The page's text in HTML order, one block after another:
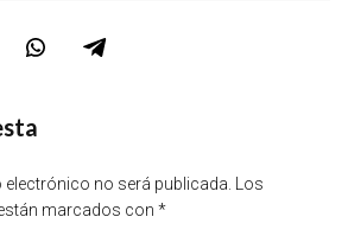
no será publicada.
Los
marcados con *